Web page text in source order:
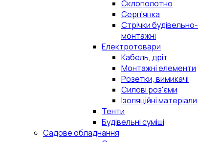
Склополотно
Серп'янка
Стрічки будівельно-
монтажні
Електротовари
Кабель, дріт
Монтажні елементи
Розетки, вимикачі
Силові роз'єми
Ізоляційні матеріали
Тенти
Будівельні суміші
Садове обладнання